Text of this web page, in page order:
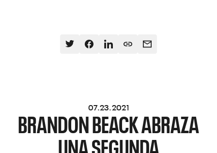
07.23.2021
BRANDON BEACK ABRAZA
UNA SEGUNDA